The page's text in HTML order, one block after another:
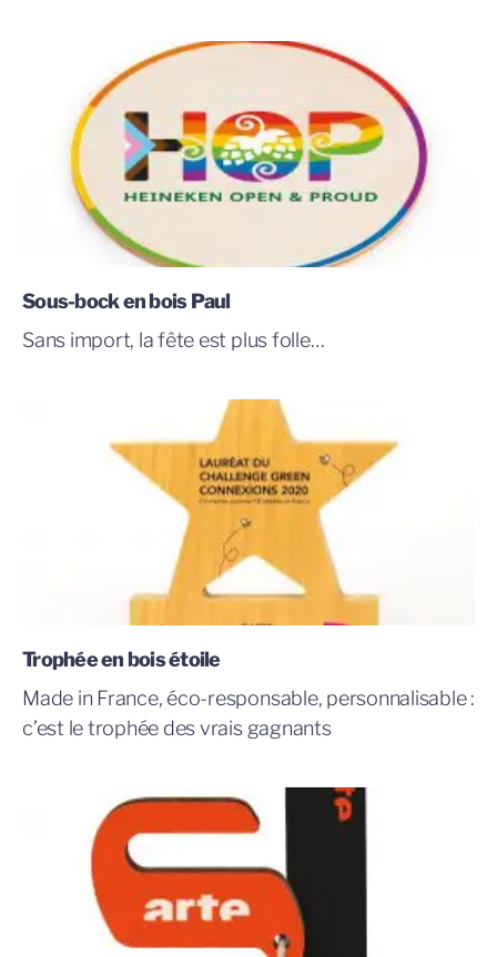
Sous-bock en bois Paul
Sans import, la fête est plus folle…
Trophée en bois étoile
Made in France, éco-responsable, personnalisable :
c’est le trophée des vrais gagnants